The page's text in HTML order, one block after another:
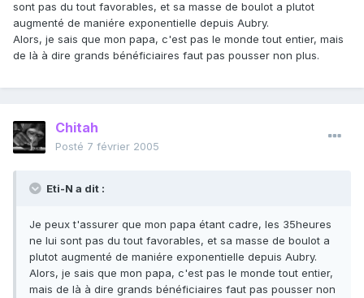
sont pas du tout favorables, et sa masse de boulot a plutot
augmenté de maniére exponentielle depuis Aubry.
Alors, je sais que mon papa, c'est pas le monde tout entier, mais
de là à dire grands bénéficiaires faut pas pousser non plus.
Chitah
Posté 7 février 2005
Eti-N a dit :
Je peux t'assurer que mon papa étant cadre, les 35heures
ne lui sont pas du tout favorables, et sa masse de boulot a
plutot augmenté de maniére exponentielle depuis Aubry.
Alors, je sais que mon papa, c'est pas le monde tout entier,
mais de là à dire grands bénéficiaires faut pas pousser non